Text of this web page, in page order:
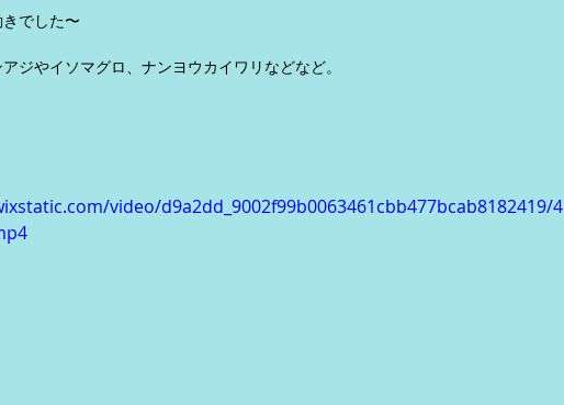
でした〜
ジやイソマグロ、ナンヨウカイワリなどなど。
video/d9a2dd_9002f99b0063461cbb477bcab8182419/4